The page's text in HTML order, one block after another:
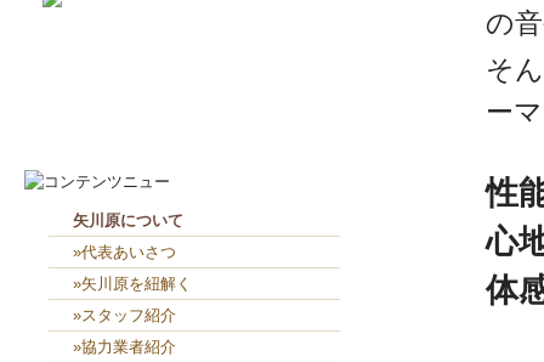
の
そ
ー
性
心
体
矢川原について
»代表あいさつ
»矢川原を紐解く
»スタッフ紹介
»協力業者紹介